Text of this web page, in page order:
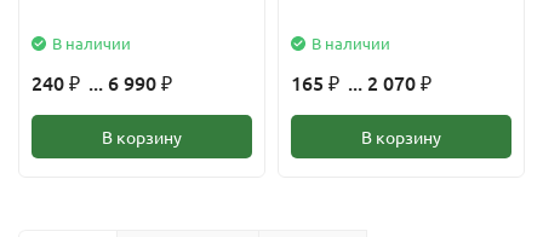
В наличии
240 ₽ ... 6 990 ₽
В корзину
В наличии
165 ₽ ... 2 070 ₽
В корзину